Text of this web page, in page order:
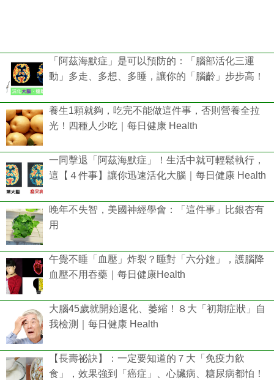
「阿茲海默症」是可以預防的：「腦部活化三運
動」多走、多想、多睡，讓你的「腦齡」步步高！
養生1顆就夠，吃完不能做這件事，否則營養全拉
光！四種人少吃｜每日健康 Health
一同擊退「阿茲海默症」！生活中就可輕鬆執行，
這【４件事】讓你迅速活化大腦｜每日健康 Health
晚年不失智，美國神經學會：「這件事」比銀杏有
用
午覺不睡「血壓」炸裂？睡對「六分鐘」，護腦降
血壓不用吞藥｜每日健康Health
大腦45歲就開始退化、萎縮！８大「初期症狀」自
我檢測｜每日健康 Health
【長壽祕訣】：一定要知道的７大「免疫力飲
食」，效果強到「癌症」、心臟病、糖尿病都怕！